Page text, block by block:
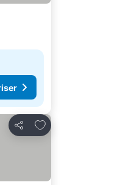
Dela
Lägg till i Mina Favoriter